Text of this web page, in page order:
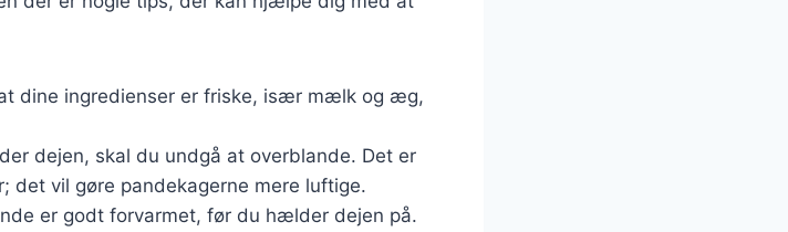
dine ingredienser er friske, især mælk og æg,
dejen, skal du undgå at overblande. Det er
det vil gøre pandekagerne mere luftige.
er godt forvarmet, før du hælder dejen på.